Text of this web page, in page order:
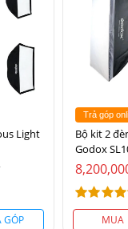
Light
GÓP
Trả góp
Bộ kit 2
Godox
MUA